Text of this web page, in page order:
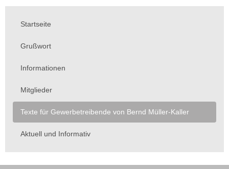
Startseite
Grußwort
Informationen
Mitglieder
Texte für Gewerbetreibende von Bernd Müller-Kaller
Aktuell und Informativ